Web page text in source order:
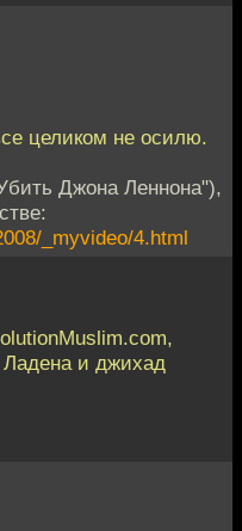
целиком не осилю.
Джона Леннона"),
_myvideo/4.html
и джихад